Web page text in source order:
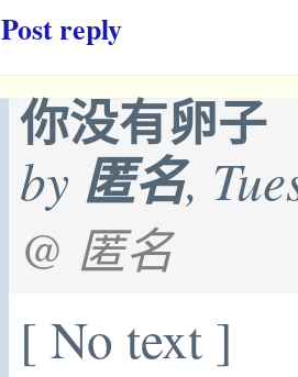
Post reply
你没有卵子
by 匿名,
@ 匿名
[ No text ]